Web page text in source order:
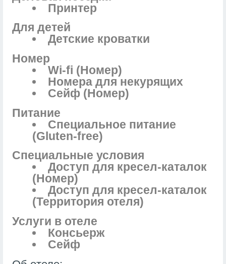
Принтер
Для детей
Детские кроватки
Номер
Wi-fi (Номер)
Номера для некурящих
Сейф (Номер)
Питание
Специальное питание
(Gluten-free)
Специальные условия
Доступ для кресел-каталок
(Номер)
Доступ для кресел-каталок
(Территория отеля)
Услуги в отеле
Консьерж
Сейф